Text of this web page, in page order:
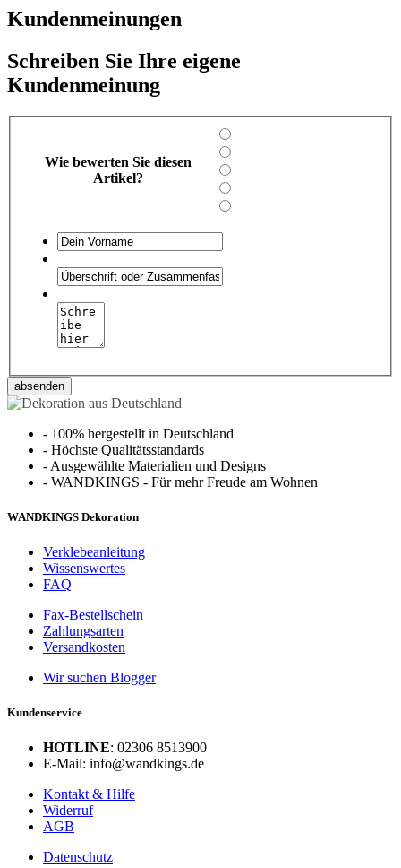
Kundenmeinungen
Schreiben Sie Ihre eigene
Kundenmeinung
Wie bewerten Sie diesen
Artikel?
absenden
- 100% hergestellt in Deutschland
- Höchste Qualitätsstandards
- Ausgewählte Materialien und Designs
- WANDKINGS - Für mehr Freude am Wohnen
WANDKINGS Dekoration
Verklebeanleitung
Wissenswertes
FAQ
Fax-Bestellschein
Zahlungsarten
Versandkosten
Wir suchen Blogger
Kundenservice
HOTLINE: 02306 8513900
E-Mail: info@wandkings.de
Kontakt & Hilfe
Widerruf
AGB
Datenschutz